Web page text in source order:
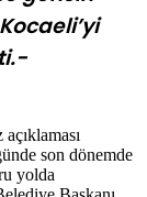
son dönemde
yolda